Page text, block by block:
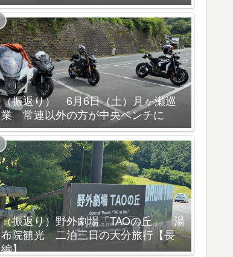
（振返り） 6月6日（土）月ヶ瀬巡
業 常連以外の方が中央ベンチに
（振返り）野外劇場「TAOの丘」 湯
布院観光 二泊三日の大分旅行【長
編】